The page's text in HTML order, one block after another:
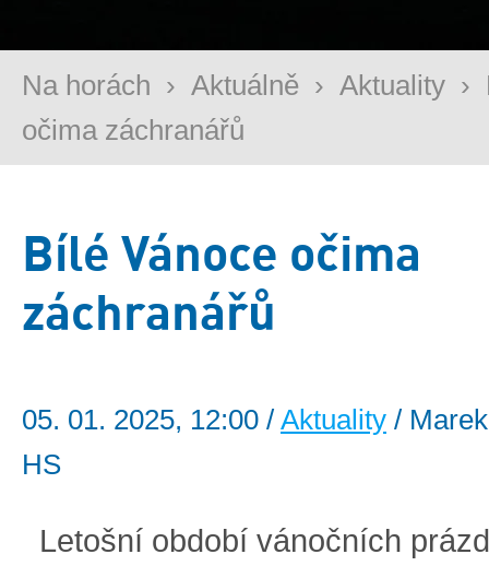
Na horách › Aktuálně › Aktuality ›
očima záchranářů
Bílé Vánoce očima
záchranářů
05. 01. 2025, 12:00 / Aktuality /
HS
Letošní období vánočních